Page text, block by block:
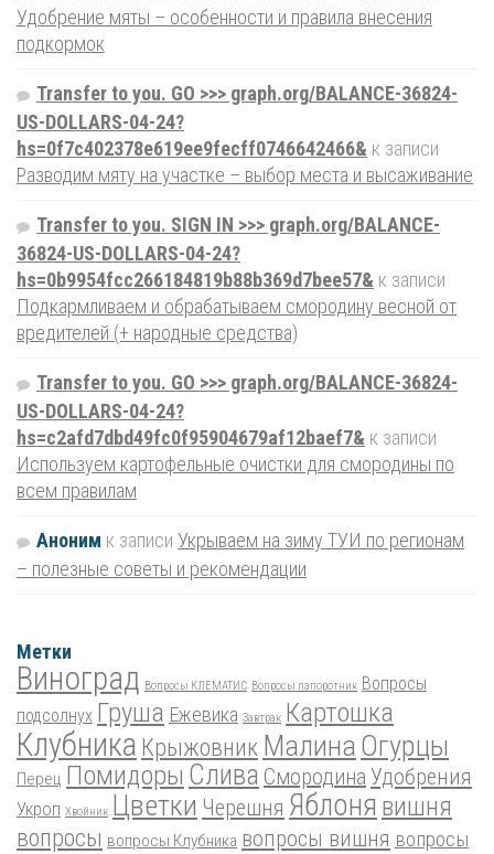
Удобрение мяты – особенности и правила внесения
подкормок
Transfer to you. GO >>> graph.org/BALANCE-36824-
US-DOLLARS-04-24?
hs=0f7c402378e619ee9fecff0746642466& к записи
Разводим мяту на участке – выбор места и высаживание
Transfer to you. SIGN IN >>> graph.org/BALANCE-
36824-US-DOLLARS-04-24?
hs=0b9954fcc266184819b88b369d7bee57& к записи
Подкармливаем и обрабатываем смородину весной от
вредителей (+ народные средства)
Transfer to you. GO >>> graph.org/BALANCE-36824-
US-DOLLARS-04-24?
hs=c2afd7dbd49fc0f95904679af12baef7& к записи
Используем картофельные очистки для смородины по
всем правилам
Аноним к записи Укрываем на зиму ТУИ по регионам
– полезные советы и рекомендации
Метки
Виноград Вопросы КЛЕМАТИС Вопросы папоротник Вопросы
подсолнух Груша Ежевика Завтрак Картошка
Клубника Крыжовник Малина Огурцы
Перец Помидоры Слива Смородина Удобрения
Укроп Хвойник Цветки Черешня Яблоня вишня
вопросы вопросы Клубника вопросы вишня вопросы